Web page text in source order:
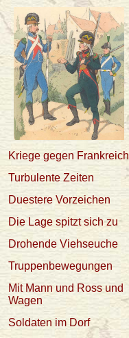
Kriege gegen Frankreich
Turbulente Zeiten
Duestere Vorzeichen
Die Lage spitzt sich zu
Drohende Viehseuche
Truppenbewegungen
Mit Mann und Ross und
Wagen
Soldaten im Dorf